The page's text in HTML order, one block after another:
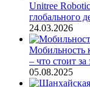
Unitree
глобального
24.03.2026
Мобильность
– что стоит
05.08.2025